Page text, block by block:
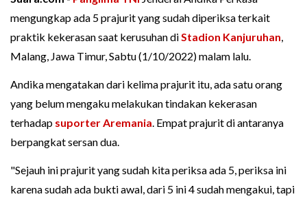
mengungkap ada 5 prajurit yang sudah diperiksa terkait
praktik kekerasan saat kerusuhan diStadion Kanjuruhan,
Malang, Jawa Timur, Sabtu (1/10/2022) malam lalu.
Andika mengatakan dari kelima prajurit itu, ada satu orang
yang belum mengaku melakukan tindakan kekerasan
terhadap suporter Aremania. Empat prajurit di antaranya
berpangkat sersan dua.
"Sejauh ini prajurit yang sudah kita periksa ada 5, periksa ini
karena sudah ada bukti awal, dari 5 ini 4 sudah mengakui, tapi